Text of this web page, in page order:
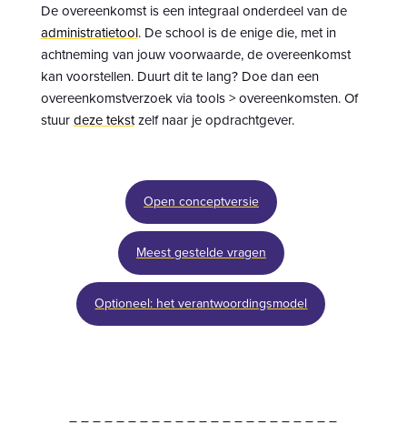
De overeenkomst is een integraal onderdeel van de
administratietool. De school is de enige die, met in
achtneming van jouw voorwaarde, de overeenkomst
kan voorstellen. Duurt dit te lang? Doe dan een
overeenkomstverzoek via tools > overeenkomsten. Of
stuurdeze tekstzelf naar je opdrachtgever.
Open conceptversie
Meest gestelde vragen
Optioneel: het verantwoordingsmodel
– – – – – – – – – – – – – – – – – – – – – – –